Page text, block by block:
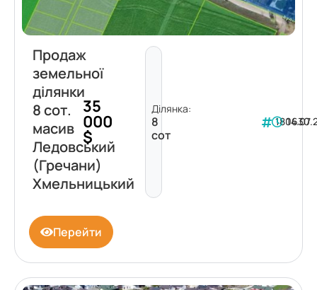
Продаж
земельної
ділянки
8 сот.
масив
Ледовський
(Гречани)
Хмельницький
35
000
$
Ділянка:
8
сот
180630
Перейти